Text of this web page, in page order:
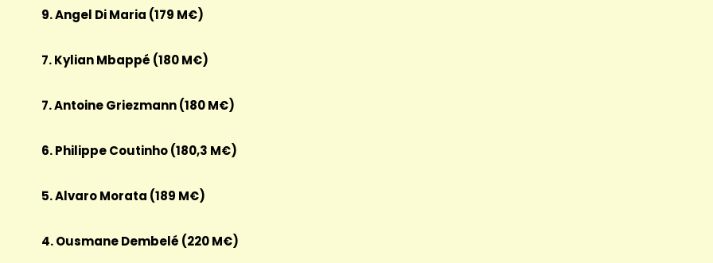
9. Angel Di Maria (179 M€)
7. Kylian Mbappé (180 M€)
7. Antoine Griezmann (180 M€)
6. Philippe Coutinho (180,3 M€)
5. Alvaro Morata (189 M€)
4. Ousmane Dembelé (220 M€)